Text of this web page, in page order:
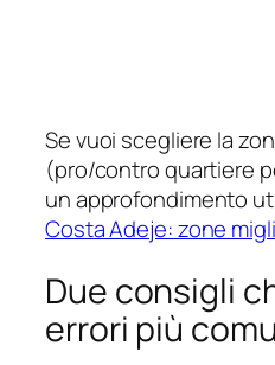
Se vuoi scegliere la
(pro/contro quartiere
un approfondimento
Costa Adeje: zone
Due consigli
errori più